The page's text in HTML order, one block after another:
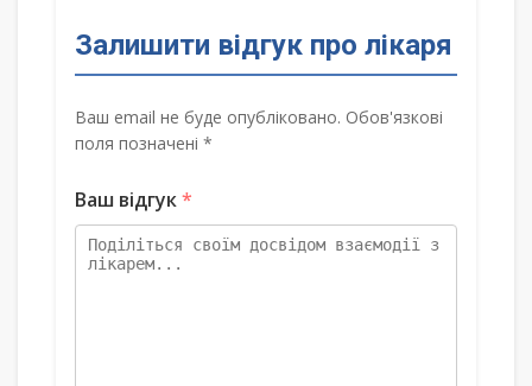
Залишити відгук про лікаря
Ваш email не буде опубліковано. Обов'язкові
поля позначені *
Ваш відгук*